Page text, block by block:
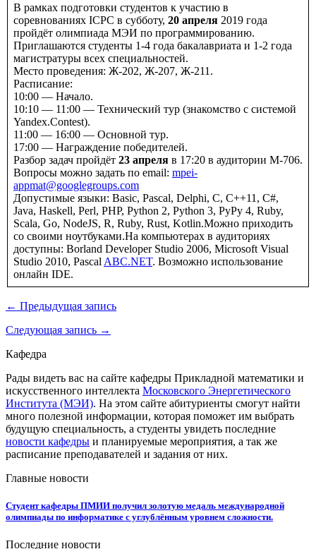
В рамках подготовки студентов к участию в
соревнованиях ICPC в субботу, 20 апреля 2019 года
пройдёт олимпиада МЭИ по программированию.
Приглашаются студенты 1-4 года бакалавриата и 1-2 года
магистратуры всех специальностей.
Место проведения: Ж-202, Ж-207, Ж-211.
Расписание:
10:00 — Начало.
10:10 — 11:00 — Технический тур (знакомство с системой
Yandex.Contest).
11:00 — 16:00 — Основной тур.
17:00 — Награждение победителей.
Разбор задач пройдёт 23 апреля в 17:20 в аудитории М-706.
Вопросы можно задать по email: mpei-
appmat@googlegroups.com
Допустимые языки: Basic, Pascal, Delphi, C, C++11, C#,
Java, Haskell, Perl, PHP, Python 2, Python 3, PyPy 4, Ruby,
Scala, Go, NodeJS, R, Ruby, Rust, Kotlin.Можно приходить
со своими ноутбуками.На компьютерах в аудиториях
доступны: Borland Developer Studio 2006, Microsoft Visual
Studio 2010, Pascal ABC.NET. Возможно использование
онлайн IDE.
← Предыдущая запись
Следующая запись →
Кафедра
Рады видеть вас на сайте кафедры Прикладной математики и
искусственного интеллекта Московского Энергетического
Института (МЭИ). На этом сайте абитуриенты смогут найти
много полезной информации, которая поможет им выбрать
будущую специальность, а студенты увидеть последние
новости кафедры и планируемые мероприятия, а так же
расписание преподавателей и задания от них.
Главные новости
Студент кафедры ПМИИ получил золотую медаль международной
олимпиады по информатике с углублённым уровнем сложности.
Последние новости